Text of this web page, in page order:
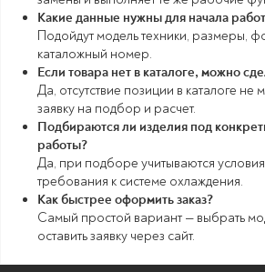
Какие данные нужны для начала
Подойдут модель техники, размеры,
каталожный номер.
Если товара нет в каталоге, можно
Да, отсутствие позиции в каталоге не
заявку на подбор и расчет.
Подбираются ли изделия под
работы?
Да, при подборе учитываются
требования к системе охлаждения.
Как быстрее оформить заказ?
Самый простой вариант — выбрать
оставить заявку через сайт.